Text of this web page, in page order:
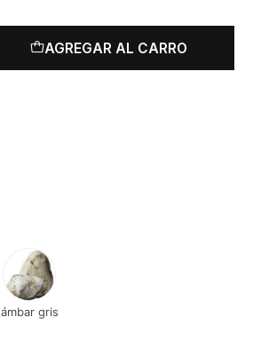
AGREGAR AL CARRO
ámbar gris